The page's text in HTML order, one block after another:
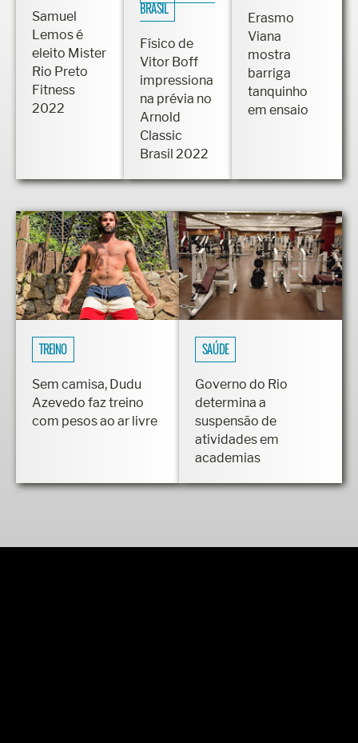
Samuel
Lemos é
eleito Mister
Rio Preto
Fitness
2022
BRASIL
Físico de
Vitor Boff
impressiona
na prévia no
Arnold
Classic
Brasil 2022
Erasmo
Viana
mostra
barriga
tanquinho
em ensaio
TREINO
Sem camisa, Dudu
Azevedo faz treino
com pesos ao ar livre
SAÚDE
Governo do Rio
determina a
suspensão de
atividades em
academias